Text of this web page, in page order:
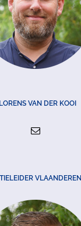
VAN DER KOOI
VLAANDEREN